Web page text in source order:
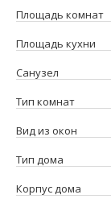
Площадь комнат
Площадь кухни
Санузел
Тип комнат
Вид из окон
Тип дома
Корпус дома